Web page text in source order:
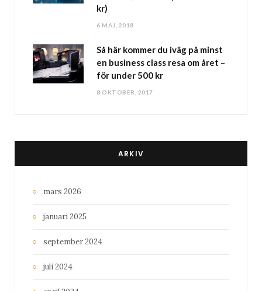
kr)
6 MAJ, 2018
Så här kommer du iväg på minst
en business class resa om året –
för under 500 kr
8 OKTOBER, 2017
ARKIV
mars 2026
januari 2025
september 2024
juli 2024